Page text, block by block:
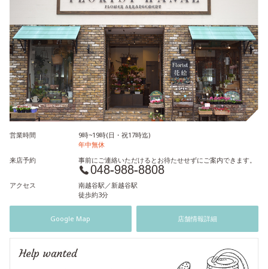
営業時間
9時~19時(日・祝17時迄)
年中無休
来店予約
事前にご連絡いただけるとお待たせせずにご案内できます。
アクセス
南越谷駅／新越谷駅
徒歩約3分
Google Map 店舗情報詳細